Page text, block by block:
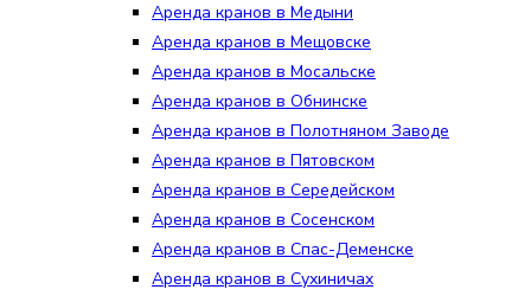
Аренда кранов в Медыни
Аренда кранов в Мещовске
Аренда кранов в Мосальске
Аренда кранов в Обнинске
Аренда кранов в Полотняном Заводе
Аренда кранов в Пятовском
Аренда кранов в Середейском
Аренда кранов в Сосенском
Аренда кранов в Спас-Деменске
Аренда кранов в Сухиничах